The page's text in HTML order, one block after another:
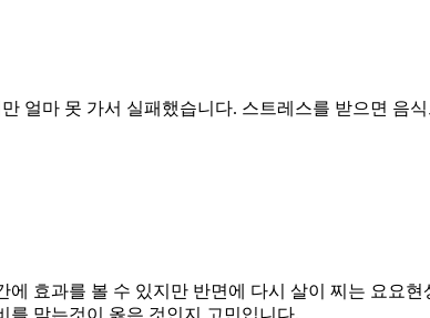
얼마 못 가서 실패했습니다. 스트레스를 받으면 음
효과를 볼 수 있지만 반면에 다시 살이 찌는 요요
를 맞는것이 옳은 것인지 고민입니다.